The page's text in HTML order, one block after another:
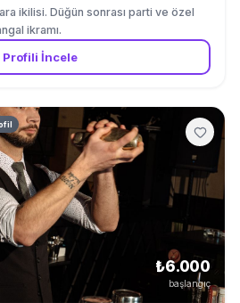
ikilisi. Düğün sonrası parti ve özel
ikramı.
Profili İncele
₺6.000
başlangıç